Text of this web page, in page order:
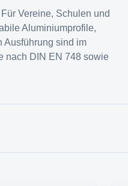
Vereine, Schulen und
Aluminiumprofile,
Ausführung sind im
nach DIN EN 748 sowie